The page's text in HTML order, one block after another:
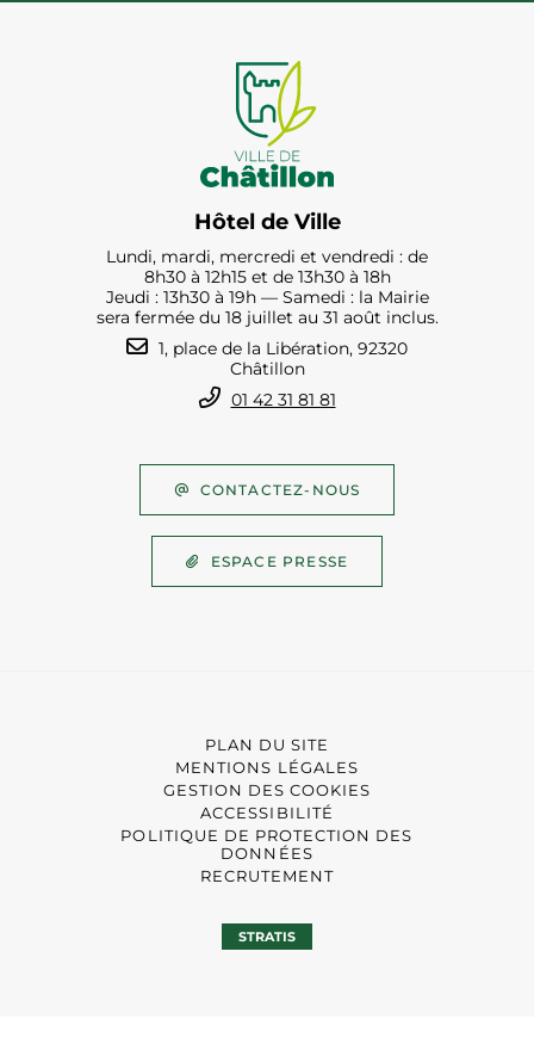
Hôtel de Ville
Lundi, mardi, mercredi et vendredi : de
8h30 à 12h15 et de 13h30 à 18h
Jeudi : 13h30 à 19h — Samedi : la Mairie
sera fermée du 18 juillet au 31 août inclus.
1, place de la Libération, 92320
Châtillon
01 42 31 81 81
CONTACTEZ-NOUS
ESPACE PRESSE
PLAN DU SITE
MENTIONS LÉGALES
GESTION DES COOKIES
ACCESSIBILITÉ
POLITIQUE DE PROTECTION DES
DONNÉES
RECRUTEMENT
STRATIS